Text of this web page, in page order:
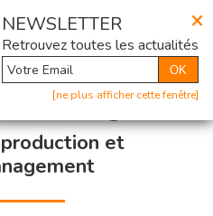
×
NEWSLETTER
Retrouvez toutes les actualités
OK
[ne plus afficher cette fenêtre]
@ Newsletter
de l’image
et